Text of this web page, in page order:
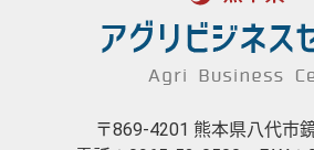
〒869-4201 熊本県八代市